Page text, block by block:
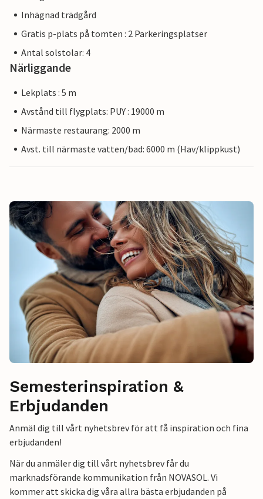
Inhägnad trädgård
Gratis p-plats på tomten : 2 Parkeringsplatser
Antal solstolar: 4
Närliggande
Lekplats : 5 m
Avstånd till flygplats: PUY : 19000 m
Närmaste restaurang: 2000 m
Avst. till närmaste vatten/bad: 6000 m (Hav/klippkust)
Semesterinspiration &
Erbjudanden
Anmäl dig till vårt nyhetsbrev för att få inspiration och fina
erbjudanden!
När du anmäler dig till vårt nyhetsbrev får du
marknadsförande kommunikation från NOVASOL. Vi
kommer att skicka dig våra allra bästa erbjudanden på